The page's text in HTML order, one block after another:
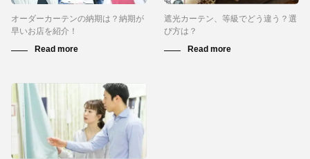
オーダーカーテンの納期は？納期が
早いお店を紹介！
遮光カーテン、等級でどう違う？選
び方は？